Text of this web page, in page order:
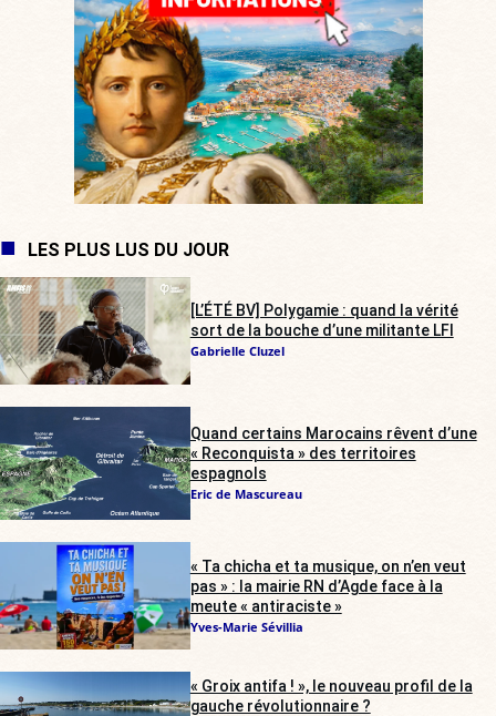
LES PLUS LUS DU JOUR
[L’ÉTÉ BV] Polygamie : quand la vérité
sort de la bouche d’une militante LFI
Gabrielle Cluzel
Quand certains Marocains rêvent d’une
« Reconquista » des territoires
espagnols
Eric de Mascureau
« Ta chicha et ta musique, on n’en veut
pas » : la mairie RN d’Agde face à la
meute « antiraciste »
Yves-Marie Sévillia
« Groix antifa ! », le nouveau profil de la
gauche révolutionnaire ?